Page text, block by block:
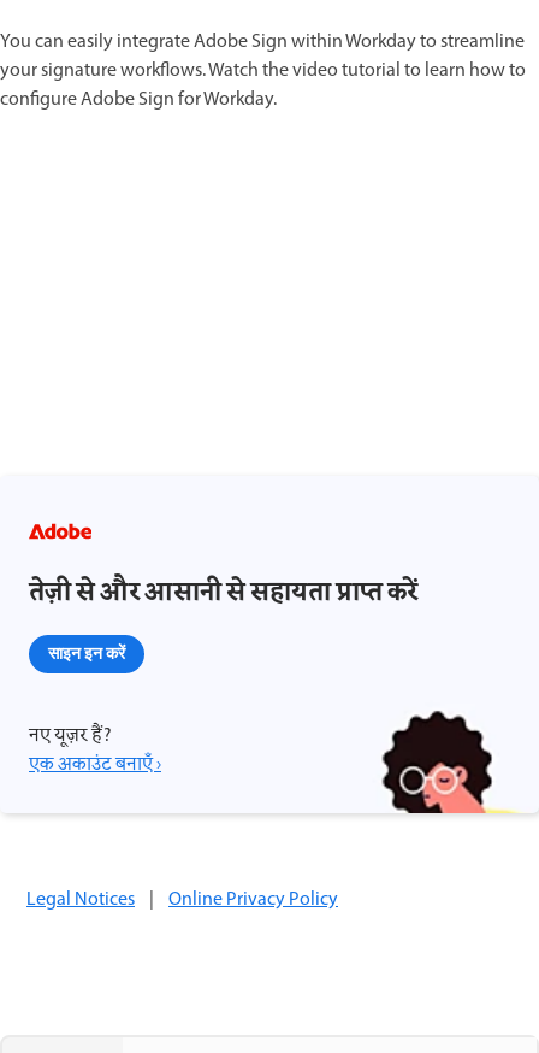
You can easily integrate Adobe Sign within Workday to streamline
your signature workflows. Watch the video tutorial to learn how to
configure Adobe Sign for Workday.
तेज़ी से और आसानी से सहायता प्राप्त करें
साइन इन करें
नए यूज़र हैं?
एक अकाउंट बनाएँ ›
Legal Notices | Online Privacy Policy